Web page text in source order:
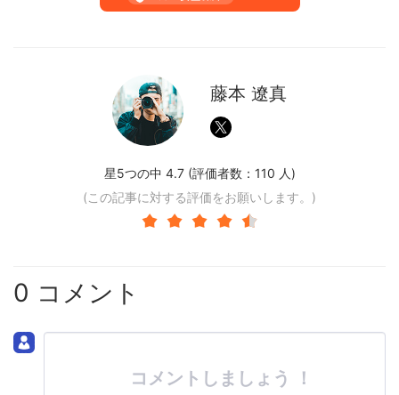
藤本 遼真
星5つの中 4.7 (評価者数： 110 人)
(この記事に対する評価をお願いします。)
0 コメント
コメントしましょう ！